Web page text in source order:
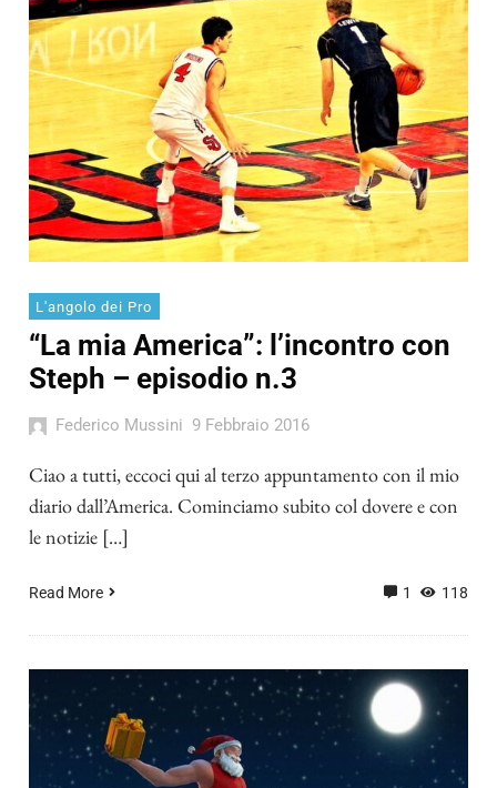
L'angolo dei Pro
“La mia America”: l’incontro con
Steph – episodio n.3
Federico Mussini 9 Febbraio 2016
Ciao a tutti, eccoci qui al terzo appuntamento con il mio
diario dall’America. Cominciamo subito col dovere e con
le notizie […]
Read More 1 118